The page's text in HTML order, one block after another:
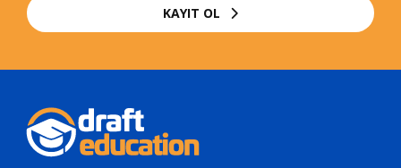
KAYIT OL